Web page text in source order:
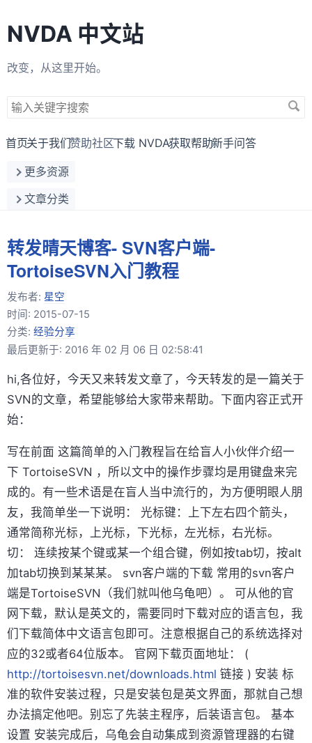
NVDA 中文站
改变，从这里开始。
搜
关
字
首页关于我们赞助社区下载 NVDA获取帮助新手问答
更多资源
文章分类
转发晴天博客- SVN客户端-
TortoiseSVN入门教程
发布者: 星空
时间: 2015-07-15
分类: 经验分享
最后更新于: 2016 年 02 月 06 日 02:58:41
hi,各位好，今天又来转发文章了，今天转发的是一篇关于
SVN的文章，希望能够给大家带来帮助。下面内容正式开
始：
写在前面 这篇简单的入门教程旨在给盲人小伙伴介绍一
下 TortoiseSVN ，所以文中的操作步骤均是用键盘来完
成的。有一些术语是在盲人当中流行的，为方便明眼人朋
友，我简单坐一下说明： 光标键：上下左右四个箭头，
通常简称光标，上光标，下光标，左光标，右光标。
切： 连续按某个键或某一个组合键，例如按tab切，按alt
加tab切换到某某某。 svn客户端的下载 常用的svn客户
端是TortoiseSVN（我们就叫他乌龟吧）。 可从他的官
网下载，默认是英文的，需要同时下载对应的语言包，我
们下载简体中文语言包即可。注意根据自己的系统选择对
应的32或者64位版本。 官网下载页面地址： (
http://tortoisesvn.net/downloads.html 链接 ) 安装 标
准的软件安装过程，只是安装包是英文界面，那就自己想
办法搞定他吧。别忘了先装主程序，后装语言包。 基本
设置 安装完成后，乌龟会自动集成到资源管理器的右键